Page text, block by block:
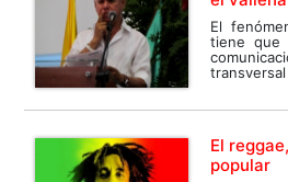
El
tiene que
El
popular